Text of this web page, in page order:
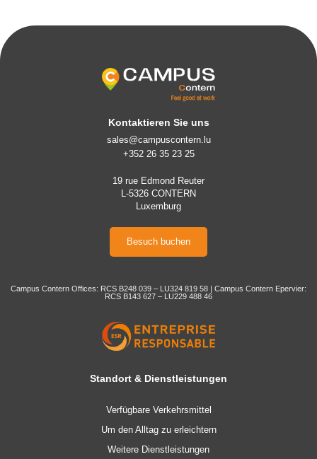
Kontaktieren Sie uns
sales@campuscontern.lu
+352 26 35 23 25
19 rue Edmond Reuter
L-5326 CONTERN
Luxemburg
Besuch buchen
Campus Contern Offices: RCS B248 039 – LU324 819 58 | Campus Contern Epervier:
RCS B143 627 – LU229 488 46
Standort & Dienstleistungen
Verfügbare Verkehrsmittel
Um den Alltag zu erleichtern
Weitere Dienstleistungen